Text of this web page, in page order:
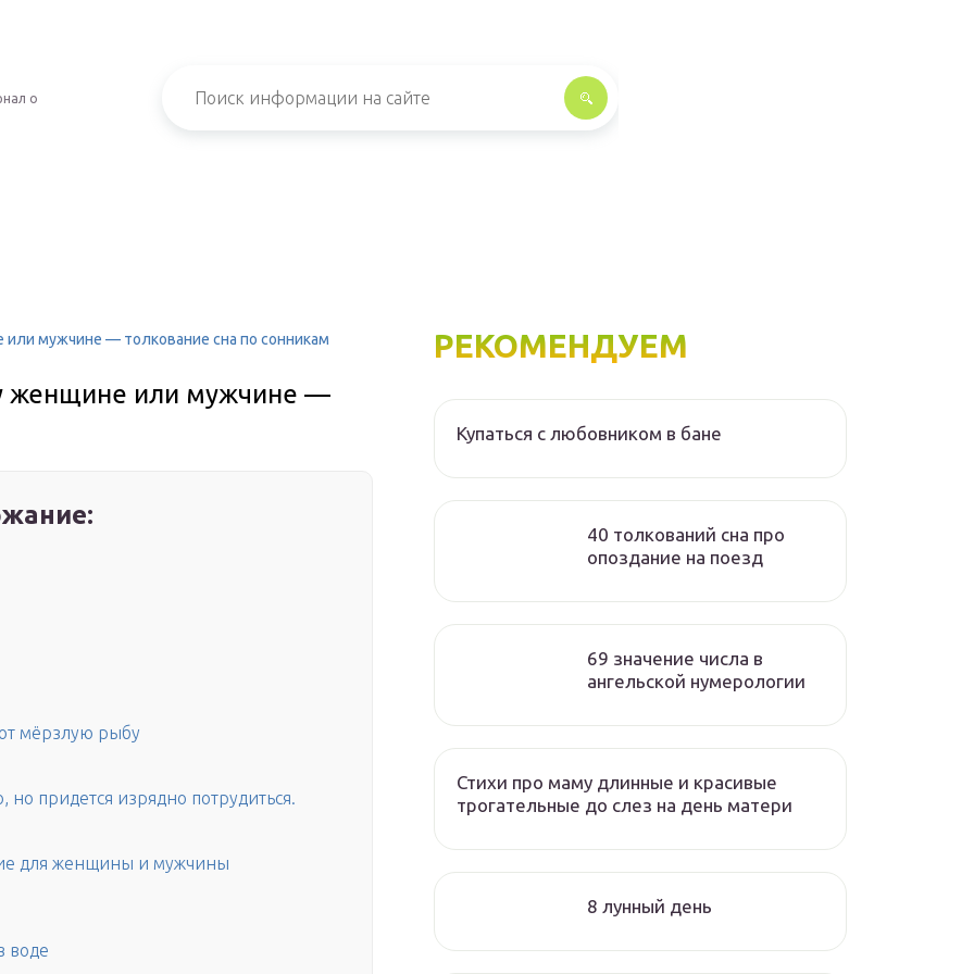
о
мужчине — толкование сна по сонникам
женщине или мужчине —
мёрзлую рыбу
придется изрядно потрудиться.
для женщины и мужчины
воде
РЕКОМЕНДУЕМ
Купаться с любовником в бане
40 толкований сна про
опоздание на поезд
69 значение числа в
ангельской нумерологии
Стихи про маму длинные и красивые
трогательные до слез на день матери
8 лунный день